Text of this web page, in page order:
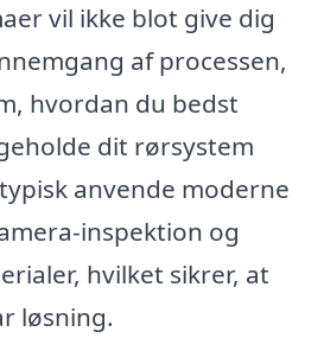
vil ikke blot give dig
af processen,
hvordan du bedst
dit rørsystem
anvende moderne
inspektion og
hvilket sikrer, at
løsning.